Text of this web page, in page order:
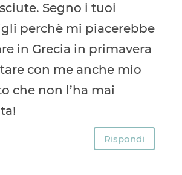
Segno i tuoi
perchè mi piacerebbe
in Grecia in primavera
con me anche mio
che non l’ha mai
Rispondi